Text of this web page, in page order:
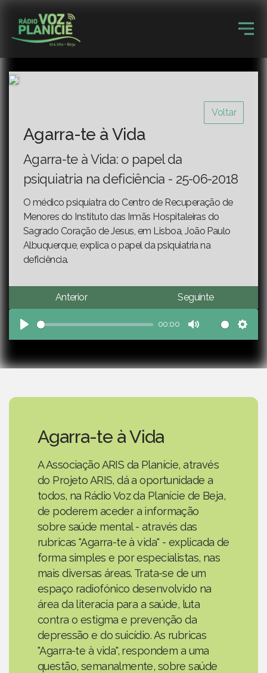
Voltar
Agarra-te à Vida
Agarra-te à Vida: o papel da
psiquiatria na deficiência - 25-06-2018
O médico psiquiatra do Centro de Recuperação de
Menores do Instituto das Irmãs Hospitaleiras do
Sagrado Coração de Jesus, em Lisboa, João Paulo
Albuquerque, explica o papel da psiquiatria na
deficiência.
Anterior Seguinte
Play
00:00
Mute
Agarra-te à Vida
A Associação ARIS da Planície, através
do Projeto ARIS, dá a oportunidade a
todos, na Rádio Voz da Planície de Beja,
de poderem aceder a informação
sobre saúde mental - através das
rubricas "Agarra-te à vida" - explicada de
forma simples e por especialistas, nas
mais diversas áreas. Trata-se de um
espaço radiofónico desenvolvido na
área da literacia para a saúde, luta
contra o estigma e prevenção da
depressão e do suicídio. As rubricas
"Agarra-te à vida", respondem a uma
questão, semanalmente, sobre saúde